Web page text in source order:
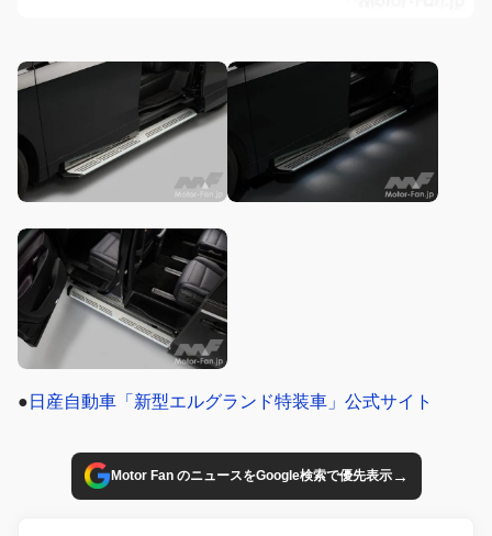
● 日産自動車「新型エルグランド特装車」公式サイト
Motor Fan のニュースをGoogle検索で優先表示→